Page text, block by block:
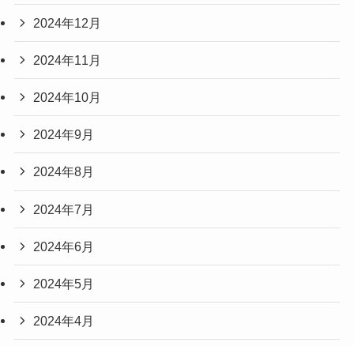
2024年12月
2024年11月
2024年10月
2024年9月
2024年8月
2024年7月
2024年6月
2024年5月
2024年4月